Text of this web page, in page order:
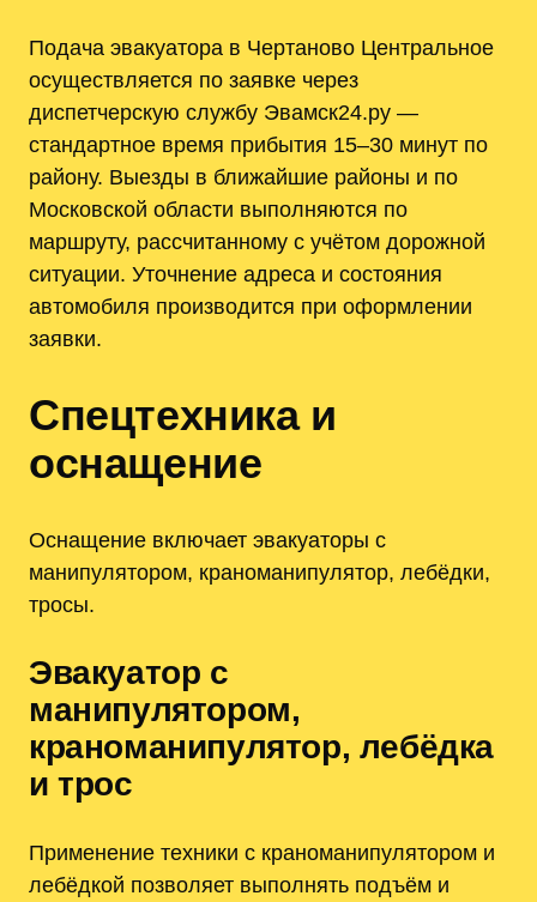
Подача эвакуатора в Чертаново Центральное
осуществляется по заявке через
диспетчерскую службу Эвамск24.ру —
стандартное время прибытия 15–30 минут по
району. Выезды в ближайшие районы и по
Московской области выполняются по
маршруту, рассчитанному с учётом дорожной
ситуации. Уточнение адреса и состояния
автомобиля производится при оформлении
заявки.
Спецтехника и
оснащение
Оснащение включает эвакуаторы с
манипулятором, краноманипулятор, лебёдки,
тросы.
Эвакуатор с
манипулятором,
краноманипулятор, лебёдка
и трос
Применение техники с краноманипулятором и
лебёдкой позволяет выполнять подъём и